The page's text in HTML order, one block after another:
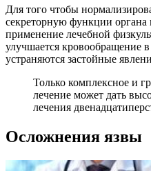
Для того чтобы
секреторную функции
применение лечебной
улучшается кровообращение в
устраняются застойные
Только комплексное и
лечение может дать
лечения
Осложнения язвы